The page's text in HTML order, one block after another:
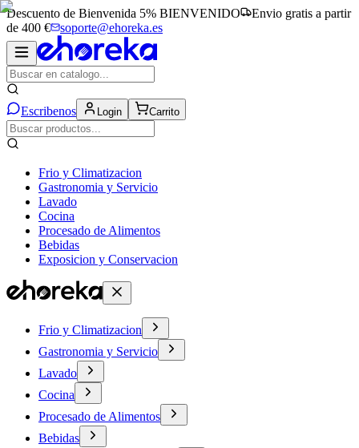
Descuento de Bienvenida 5% BIENVENIDO
Envio gratis a partir
de 400 €
soporte@ehoreka.es
Escribenos Login Carrito
Frio y Climatizacion
Gastronomia y Servicio
Lavado
Cocina
Procesado de Alimentos
Bebidas
Exposicion y Conservacion
Frio y Climatizacion
Gastronomia y Servicio
Lavado
Cocina
Procesado de Alimentos
Bebidas